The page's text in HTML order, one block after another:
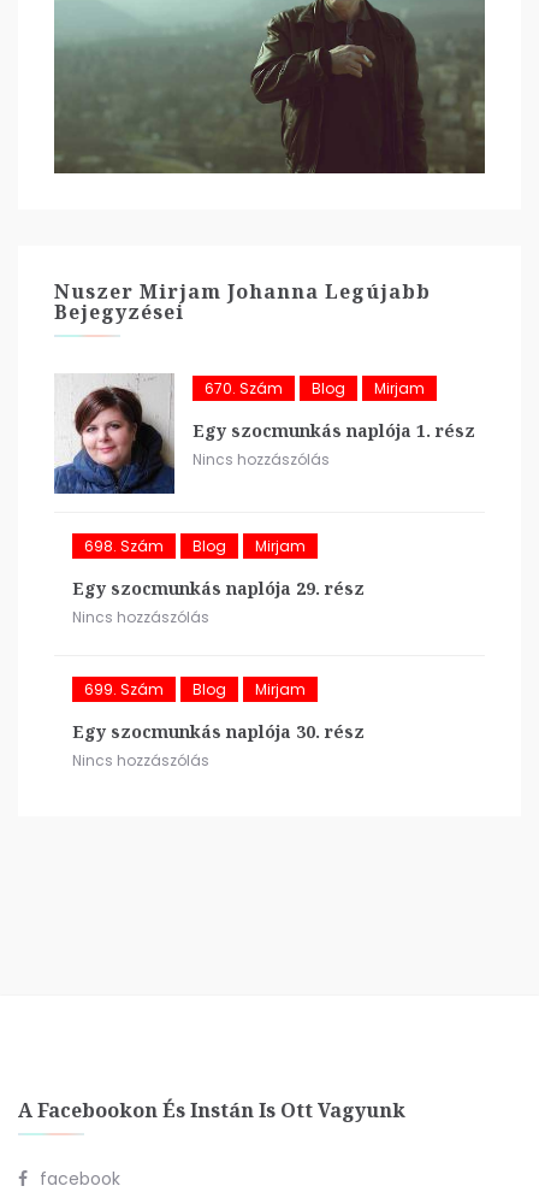
Nuszer Mirjam Johanna Legújabb
Bejegyzései
670. Szám Blog Mirjam
Egy szocmunkás naplója 1. rész
Nincs hozzászólás
698. Szám Blog Mirjam
Egy szocmunkás naplója 29. rész
Nincs hozzászólás
699. Szám Blog Mirjam
Egy szocmunkás naplója 30. rész
Nincs hozzászólás
A Facebookon És Instán Is Ott Vagyunk
facebook